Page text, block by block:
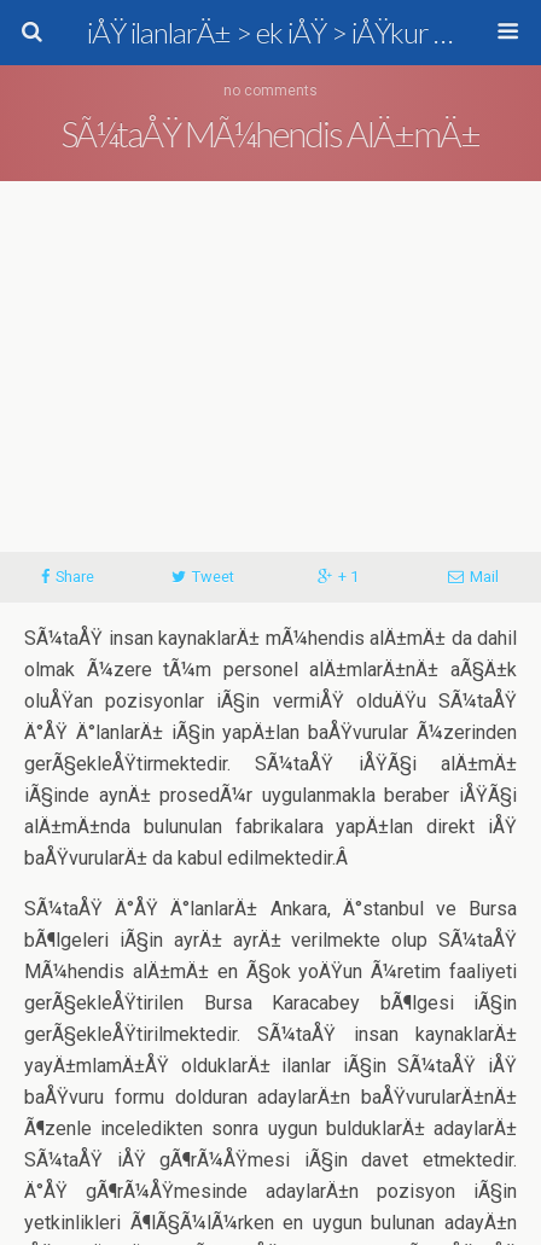
iÅŸ ilanlarÄ± > ek iÅŸ > iÅŸkur > personel alÄ±mÄ±
no comments
SÃ¼taÅŸ MÃ¼hendis AlÄ±mÄ±
Share Tweet + 1 Mail
SÃ¼taÅŸ insan kaynaklarÄ± mÃ¼hendis alÄ±mÄ± da dahil
olmak Ã¼zere tÃ¼m personel alÄ±mlarÄ±nÄ± aÃ§Ä±k
oluÅŸan pozisyonlar iÃ§in vermiÅŸ olduÄŸu SÃ¼taÅŸ
Ä°ÅŸ Ä°lanlarÄ± iÃ§in yapÄ±lan baÅŸvurular Ã¼zerinden
gerÃ§ekleÅŸtirmektedir. SÃ¼taÅŸ iÅŸÃ§i alÄ±mÄ±
iÃ§inde aynÄ± prosedÃ¼r uygulanmakla beraber iÅŸÃ§i
alÄ±mÄ±nda bulunulan fabrikalara yapÄ±lan direkt iÅŸ
baÅŸvurularÄ± da kabul edilmektedir.Â
SÃ¼taÅŸ Ä°ÅŸ Ä°lanlarÄ± Ankara, Ä°stanbul ve Bursa
bÃ¶lgeleri iÃ§in ayrÄ± ayrÄ± verilmekte olup SÃ¼taÅŸ
MÃ¼hendis alÄ±mÄ± en Ã§ok yoÄŸun Ã¼retim faaliyeti
gerÃ§ekleÅŸtirilen Bursa Karacabey bÃ¶lgesi iÃ§in
gerÃ§ekleÅŸtirilmektedir. SÃ¼taÅŸ insan kaynaklarÄ±
yayÄ±mlamÄ±ÅŸ olduklarÄ± ilanlar iÃ§in SÃ¼taÅŸ iÅŸ
baÅŸvuru formu dolduran adaylarÄ±n baÅŸvurularÄ±nÄ±
Ã¶zenle inceledikten sonra uygun bulduklarÄ± adaylarÄ±
SÃ¼taÅŸ iÅŸ gÃ¶rÃ¼ÅŸmesi iÃ§in davet etmektedir.
Ä°ÅŸ gÃ¶rÃ¼ÅŸmesinde adaylarÄ±n pozisyon iÃ§in
yetkinlikleri Ã¶lÃ§Ã¼lÃ¼rken en uygun bulunan adayÄ±n